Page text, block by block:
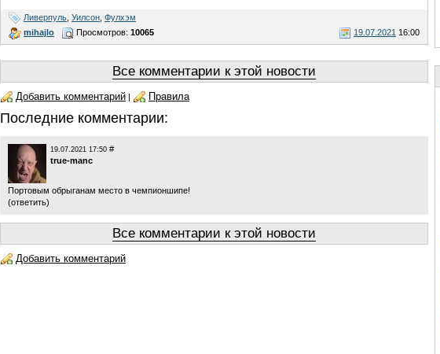
Ливерпуль Уилсон Фулхэм
mihajlo
19.07.2021 16:00
Просмотров: 10065
Все комментарии к этой новости
Добавить комментарий | Правила
Последние комментарии:
19.07.2021 17:50 #
true-manc
Портовым обрыганам место в чемпионшипе!
(ответить)
Все комментарии к этой новости
Добавить комментарий